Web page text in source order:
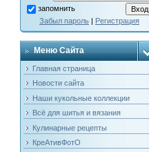
запомнить
Забыл пароль| Регистрация
Меню Сайта
Главная страница
Новости сайта
Наши кукольные коллекции
Всё для шитья и вязания
Кулинарные рецепты
КреАтивФотО